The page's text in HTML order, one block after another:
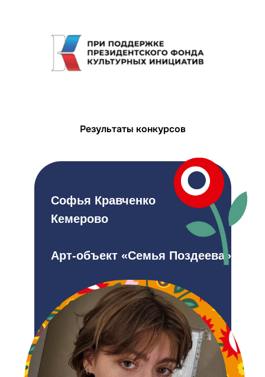
Результаты конкурсов
Софья Кравченко
Кемерово
Арт-объект «Семья Поздеева»